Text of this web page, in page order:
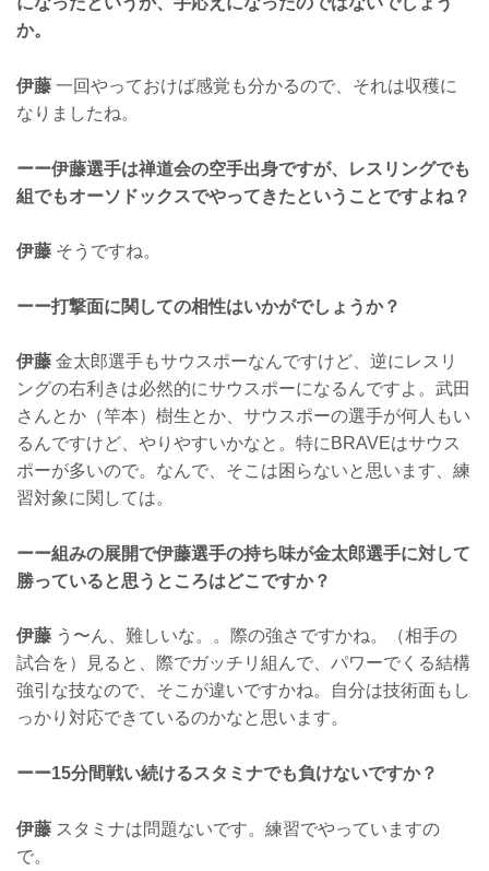
か。
伊藤 一回やっておけば感覚も分かるので、それは収穫に
なりましたね。
ーー伊藤選手は禅道会の空手出身ですが、レスリングでも
組でもオーソドックスでやってきたということですよね？
伊藤 そうですね。
ーー打撃面に関しての相性はいかがでしょうか？
伊藤 金太郎選手もサウスポーなんですけど、逆にレスリ
ングの右利きは必然的にサウスポーになるんですよ。武田
さんとか（竿本）樹生とか、サウスポーの選手が何人もい
るんですけど、やりやすいかなと。特にBRAVEはサウス
ポーが多いので。なんで、そこは困らないと思います、練
習対象に関しては。
ーー組みの展開で伊藤選手の持ち味が金太郎選手に対して
勝っていると思うところはどこですか？
伊藤 う〜ん、難しいな。。際の強さですかね。（相手の
試合を）見ると、際でガッチリ組んで、パワーでくる結構
強引な技なので、そこが違いですかね。自分は技術面もし
っかり対応できているのかなと思います。
ーー15分間戦い続けるスタミナでも負けないですか？
伊藤 スタミナは問題ないです。練習でやっていますの
で。